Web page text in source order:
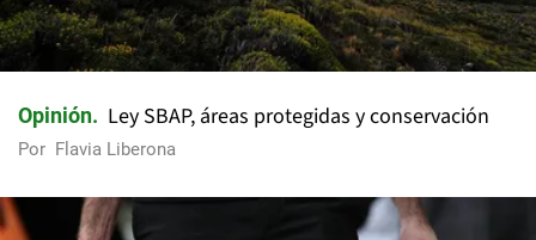
Opinión Ley SBAP, áreas protegidas y conservación
Por Flavia Liberona